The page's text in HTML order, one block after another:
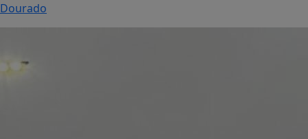
Dourado